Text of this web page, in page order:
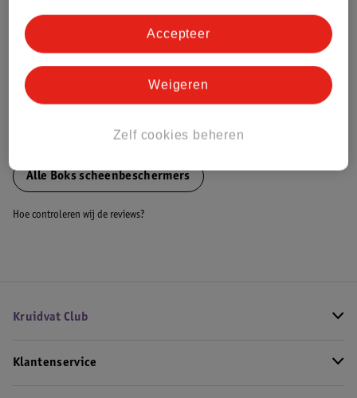
Meer informatie
Bestel & Bezorginformatie
Alle Boks scheenbeschermers
Hoe controleren wij de reviews?
Kruidvat Club
Klantenservice
Zelf cookies beheren
Weigeren
Accepteer